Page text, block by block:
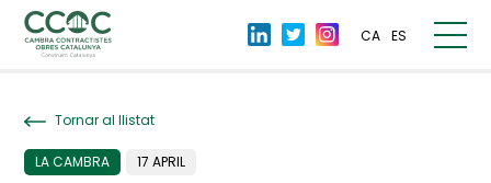
CA ES
Tornar al llistat
LA CAMBRA 17 APRIL